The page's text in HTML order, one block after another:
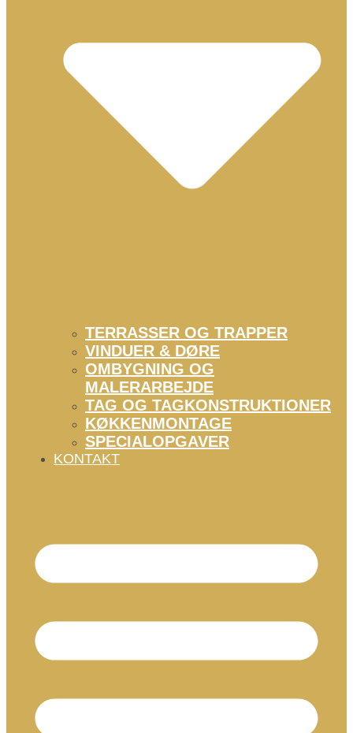
TERRASSER OG TRAPPER
VINDUER & DØRE
OMBYGNING OG
MALERARBEJDE
TAG OG TAGKONSTRUKTIONER
KØKKENMONTAGE
SPECIALOPGAVER
KONTAKT